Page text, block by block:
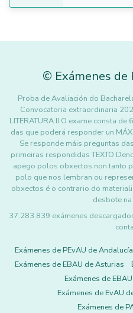
© Exámenes de
Proba de Avaliación do
Convocatoria extraordinaria
LITERATURA II O exame consta
das que poderá responder un
Se responde máis preguntas
primeiras respondidas TEXTO
apego polos obxectos non tanto
polo que nos lembran ou
obxectos é o contrario do
desbote
37.283.839 exámenes
Exámenes de PEvAU de Andalucía
Exámenes de EBAU de Asturias
Exámenes de
Exámenes de EvAU
Exámenes de